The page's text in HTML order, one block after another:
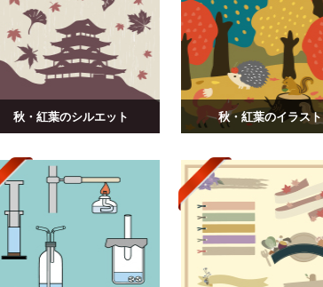
秋・紅葉のシルエット 秋・紅葉のイラスト